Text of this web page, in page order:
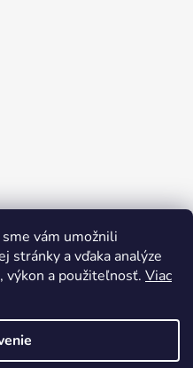
vám umožnili
stránky a vďaka analýze
výkon a použiteľnosť. Viac